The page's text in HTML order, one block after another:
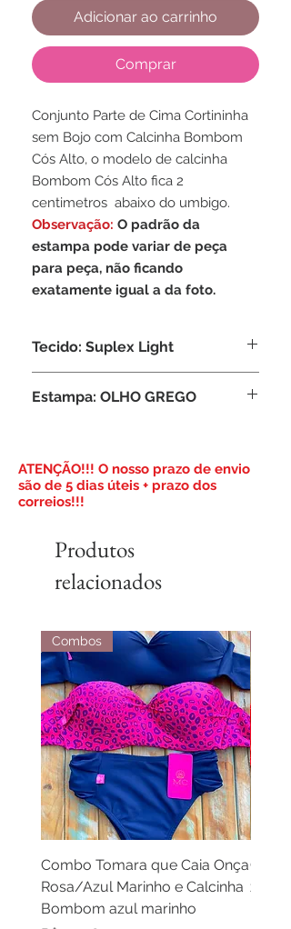
Adicionar ao carrinho
Comprar
Conjunto Parte de Cima Cortininha
sem Bojo com Calcinha Bombom
Cós Alto, o modelo de calcinha
Bombom Cós Alto fica 2
centimetros abaixo do umbigo.
Observação: O padrão da
estampa pode variar de peça
para peça, não ficando
exatamente igual a da foto.
Tecido: Suplex Light
Elastano
Estampa: OLHO GREGO
​ATENÇÃO!!! O nosso prazo de envio
são de 5 dias úteis + prazo dos
correios!!!
Produtos
relacionados
Combos
Combo Tomara que Caia Onça
Rosa/Azul Marinho e Calcinha
Bombom azul marinho